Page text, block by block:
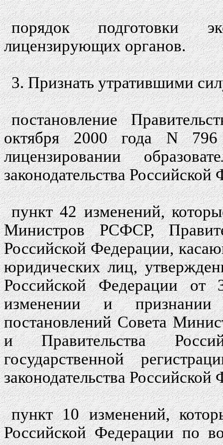
порядок подготовки
лицензирующих органов.
3. Признать утратившими
постановление
октября 2000 года N
лицензировании
законодательства
пункт 42 изменений,
Министров РСФСР,
Российской Федерации,
юридических лиц,
Российской Федерации
изменении и
постановлений Совета
и Правительства
государственной
законодательства
пункт 10 изменений,
Российской Федерации по